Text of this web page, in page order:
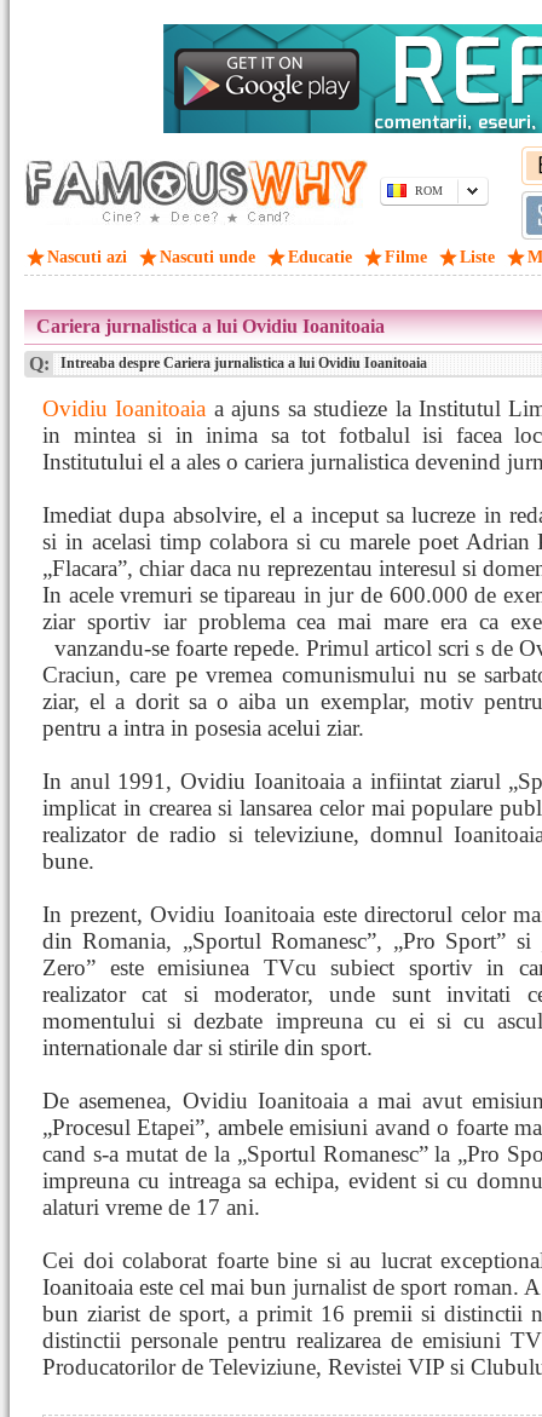
ROM
Nascuti azi Nascuti unde Educatie Filme Liste
Cariera jurnalistica a lui Ovidiu Ioanitoaia
Q: Intreaba despre Cariera jurnalistica a lui Ovidiu Ioanitoaia
Ovidiu Ioanitoaia a ajuns sa studieze la Institutul
in mintea si in inima sa tot fotbalul isi facea
Institutului el a ales o cariera jurnalistica devenind
Imediat dupa absolvire, el a inceput sa lucreze in
si in acelasi timp colabora si cu marele poet Adrian
„Flacara”, chiar daca nu reprezentau interesul si
In acele vremuri se tipareau in jur de 600.000 de
ziar sportiv iar problema cea mai mare era ca
vanzandu-se foarte repede. Primul articol scris de
Craciun, care pe vremea comunismului nu se
ziar, el a dorit sa o aiba un exemplar, motiv
pentru a intra in posesia acelui ziar.
In anul 1991, Ovidiu Ioanitoaia a infiintat ziarul
implicat in crearea si lansarea celor mai populare
realizator de radio si televiziune, domnul
bune.
In prezent, Ovidiu Ioanitoaia este directorul celor
din Romania, „Sportul Romanesc”, „Pro Sport” si
Zero” este emisiunea TVcu subiect sportiv in
realizator cat si moderator, unde sunt invitati
momentului si dezbate impreuna cu ei si cu
internationale dar si stirile din sport.
De asemenea, Ovidiu Ioanitoaia a mai avut
„Procesul Etapei”, ambele emisiuni avand o foarte
cand s-a mutat de la „Sportul Romanesc” la „Pro
impreuna cu intreaga sa echipa, evident si cu
alaturi vreme de 17 ani.
Cei doi colaborat foarte bine si au lucrat
Ioanitoaia este cel mai bun jurnalist de sport roman.
bun ziarist de sport, a primit 16 premii si distinctii
distinctii personale pentru realizarea de emisiuni
Producatorilor de Televiziune, Revistei VIP si